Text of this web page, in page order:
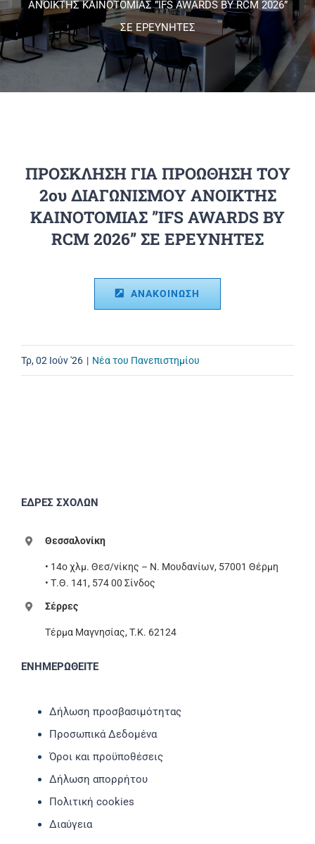
Πανεπιστημιακές Μονάδες
ΑΝΟΙΚΤΗΣ ΚΑΙΝΟΤΟΜΙΑΣ ”IFS AWARDS BY RCM 2026”
ΣΕ ΕΡΕΥΝΗΤΕΣ
ΠΡΟΣΚΛΗΣΗ ΓΙΑ ΠΡΟΩΘΗΣΗ ΤΟΥ
2ου ΔΙΑΓΩΝΙΣΜΟΥ ΑΝΟΙΚΤΗΣ
ΚΑΙΝΟΤΟΜΙΑΣ ”IFS AWARDS BY
RCM 2026” ΣΕ ΕΡΕΥΝΗΤΕΣ
ΑΝΑΚΟΙΝΩΣΗ
Τρ, 02 Ιούν '26 | Νέα του Πανεπιστημίου
ΕΔΡΕΣ ΣΧΟΛΩΝ
Θεσσαλονίκη
• 14ο χλμ. Θεσ/νίκης – Ν. Μουδανίων, 57001 Θέρμη
• Τ.Θ. 141, 574 00 Σίνδος
Σέρρες
Τέρμα Μαγνησίας, T.K. 62124
ΕΝΗΜΕΡΩΘΕΙΤΕ
Δήλωση προσβασιμότητας
Προσωπικά Δεδομένα
Όροι και προϋποθέσεις
Δήλωση απορρήτου
Πολιτική cookies
Διαύγεια